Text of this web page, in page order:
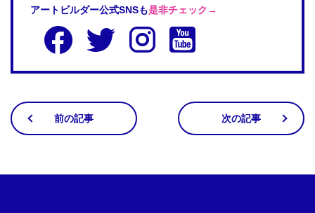
アートビルダー公式SNSも是非チェック→
前の記事 次の記事